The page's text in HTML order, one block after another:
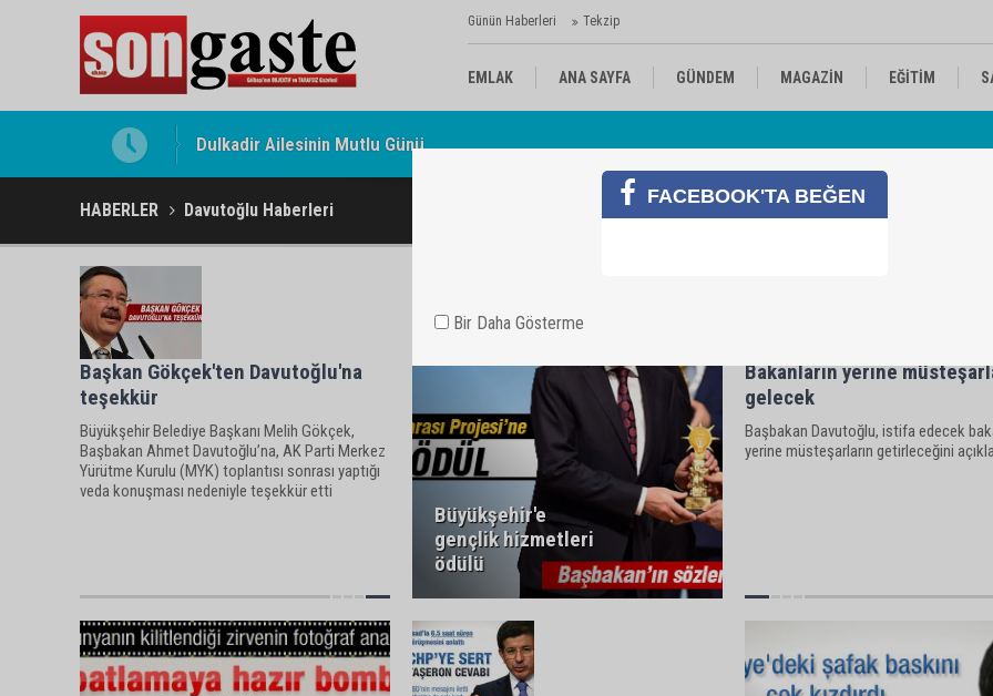
Günün Haberleri Tekzip
EMLAK ANA SAYFA GÜNDEM MAGAZİN EĞİTİM
Dulkadir Ailesinin Mutlu Günü
HABERLER Davutoğlu Haberleri
Başkan Gökçek'ten Davutoğlu'na
teşekkür
Büyükşehir Belediye Başkanı Melih Gökçek,
Başbakan Ahmet Davutoğlu’na, AK Parti Merkez
Yürütme Kurulu (MYK) toplantısı sonrası yaptığı
veda konuşması nedeniyle teşekkür etti
Büyükşehir'e
gençlik hizmetleri
ödülü
Bakanların yerine
gelecek
Başbakan Davutoğlu, istifa edecek
yerine müsteşarların getirleceğini
FACEBOOK'TA BEĞEN
Bir Daha Gösterme